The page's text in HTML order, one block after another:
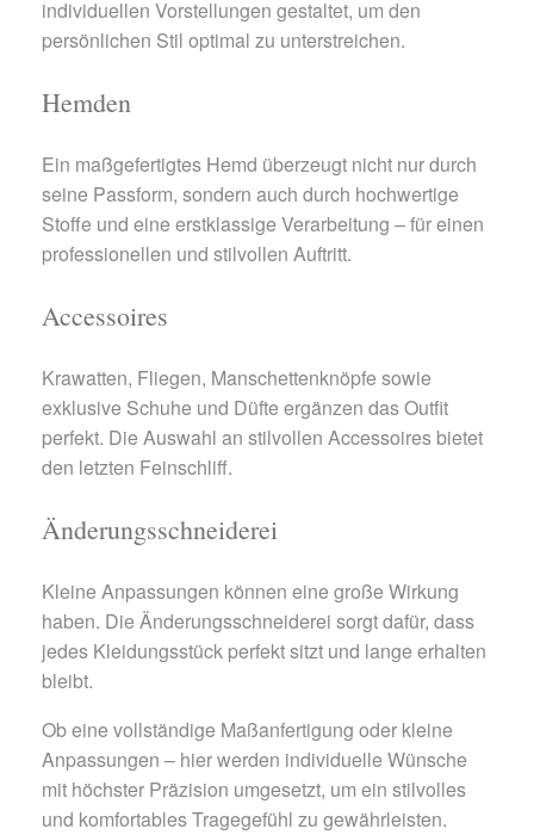
individuellen Vorstellungen gestaltet, um den
persönlichen Stil optimal zu unterstreichen.
Hemden
Ein maßgefertigtes Hemd überzeugt nicht nur durch
seine Passform, sondern auch durch hochwertige
Stoffe und eine erstklassige Verarbeitung – für einen
professionellen und stilvollen Auftritt.
Accessoires
Krawatten, Fliegen, Manschettenknöpfe sowie
exklusive Schuhe und Düfte ergänzen das Outfit
perfekt. Die Auswahl an stilvollen Accessoires bietet
den letzten Feinschliff.
Änderungsschneiderei
Kleine Anpassungen können eine große Wirkung
haben. Die Änderungsschneiderei sorgt dafür, dass
jedes Kleidungsstück perfekt sitzt und lange erhalten
bleibt.
Ob eine vollständige Maßanfertigung oder kleine
Anpassungen – hier werden individuelle Wünsche
mit höchster Präzision umgesetzt, um ein stilvolles
und komfortables Tragegefühl zu gewährleisten.